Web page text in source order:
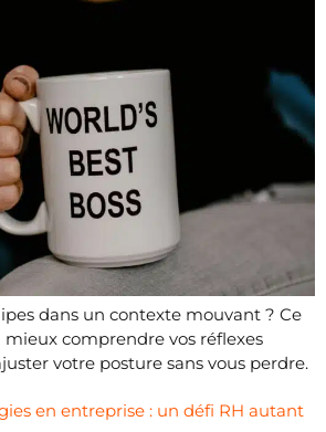
dans un contexte mouvant ? Ce
mieux comprendre vos réflexes
votre posture sans vous perdre.
en entreprise : un défi RH autant